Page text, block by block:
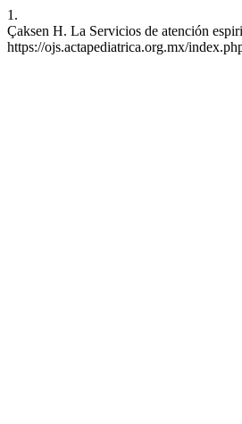
1.
Çaksen H. La Servicios de atención
https://ojs.actapediatrica.org.mx/